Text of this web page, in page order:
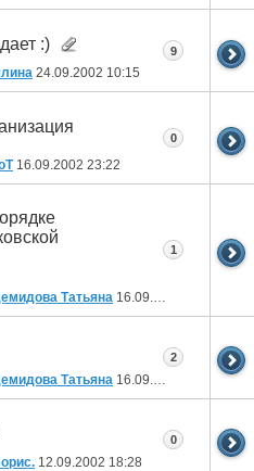
:)
24.09.2002 10:15
9
16.09.2002 23:22
0
Татьяна 16.09.2002
1
Татьяна 16.09.2002
2
12.09.2002 18:28
0